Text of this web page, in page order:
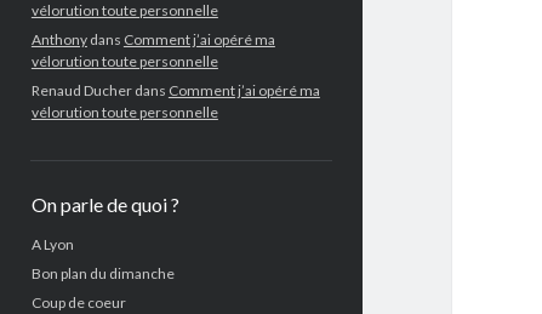
vélorution toute personnelle
Anthonydans Comment j’ai opéré ma
vélorution toute personnelle
Renaud Ducherdans Comment j’ai opéré ma
vélorution toute personnelle
On parle de quoi ?
A Lyon
Bon plan du dimanche
Coup de coeur